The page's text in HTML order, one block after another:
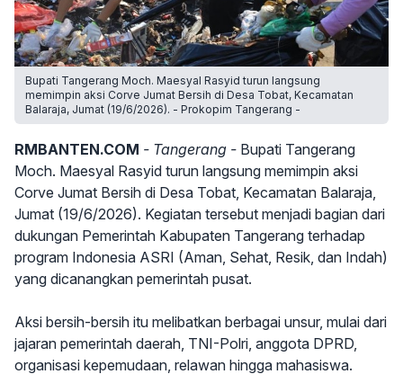
Bupati Tangerang Moch. Maesyal Rasyid turun langsung
memimpin aksi Corve Jumat Bersih di Desa Tobat, Kecamatan
Balaraja, Jumat (19/6/2026). - Prokopim Tangerang -
RMBANTEN.COM - Tangerang - Bupati Tangerang
Moch. Maesyal Rasyid turun langsung memimpin aksi
Corve Jumat Bersih di Desa Tobat, Kecamatan Balaraja,
Jumat (19/6/2026). Kegiatan tersebut menjadi bagian dari
dukungan Pemerintah Kabupaten Tangerang terhadap
program Indonesia ASRI (Aman, Sehat, Resik, dan Indah)
yang dicanangkan pemerintah pusat.
Aksi bersih-bersih itu melibatkan berbagai unsur, mulai dari
jajaran pemerintah daerah, TNI-Polri, anggota DPRD,
organisasi kepemudaan, relawan hingga mahasiswa.